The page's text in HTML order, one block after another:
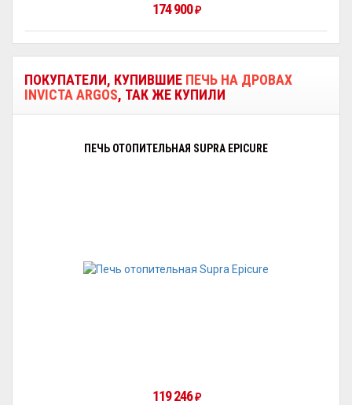
174 900₽
ПОКУПАТЕЛИ, КУПИВШИЕ ПЕЧЬ НА ДРОВАХ
INVICTA ARGOS, ТАК ЖЕ КУПИЛИ
ПЕЧЬ ОТОПИТЕЛЬНАЯ SUPRA EPICURE
119 246₽